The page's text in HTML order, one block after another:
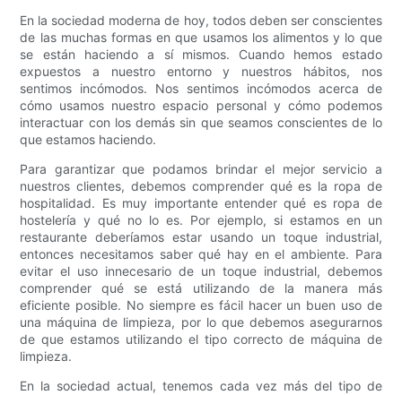
En la sociedad moderna de hoy, todos deben ser conscientes
de las muchas formas en que usamos los alimentos y lo que
se están haciendo a sí mismos. Cuando hemos estado
expuestos a nuestro entorno y nuestros hábitos, nos
sentimos incómodos. Nos sentimos incómodos acerca de
cómo usamos nuestro espacio personal y cómo podemos
interactuar con los demás sin que seamos conscientes de lo
que estamos haciendo.
Para garantizar que podamos brindar el mejor servicio a
nuestros clientes, debemos comprender qué es la ropa de
hospitalidad. Es muy importante entender qué es ropa de
hostelería y qué no lo es. Por ejemplo, si estamos en un
restaurante deberíamos estar usando un toque industrial,
entonces necesitamos saber qué hay en el ambiente. Para
evitar el uso innecesario de un toque industrial, debemos
comprender qué se está utilizando de la manera más
eficiente posible. No siempre es fácil hacer un buen uso de
una máquina de limpieza, por lo que debemos asegurarnos
de que estamos utilizando el tipo correcto de máquina de
limpieza.
En la sociedad actual, tenemos cada vez más del tipo de